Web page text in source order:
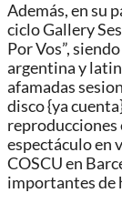
Además, en su
ciclo Gallery
Por Vos”,
argentina y
afamadas
disco {ya
reproducciones
espectáculo en
COSCU en
importantes de